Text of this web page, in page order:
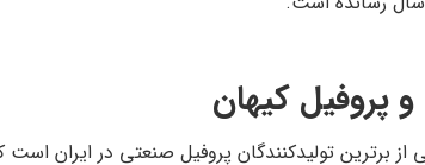
پروفیل کیهان